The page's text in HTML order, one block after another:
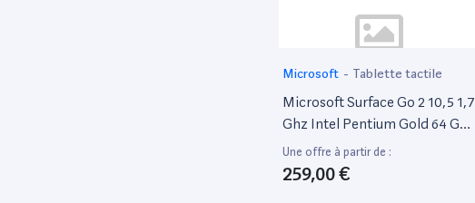
Microsoft - Tablette tactile
Microsoft Surface Go 2 10,5 1,7
Ghz Intel Pentium Gold 64 Go
Emmc [WiFi] Argent
Une offre à partir de :
259,00 €